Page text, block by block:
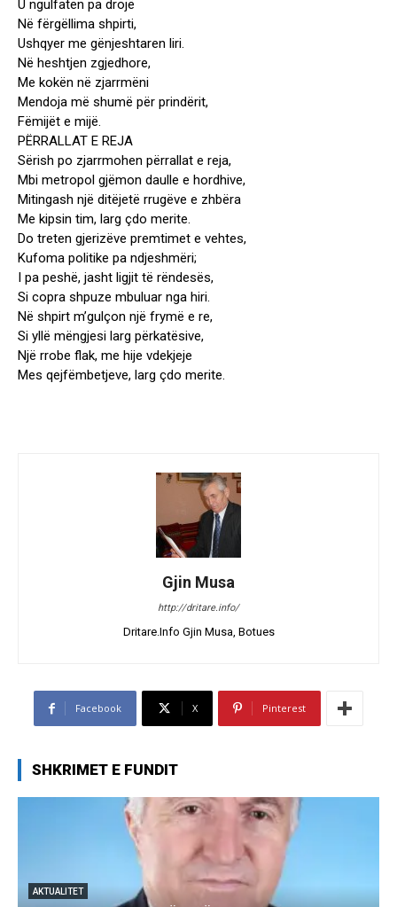
U ngulfaten pa drojë
Në fërgëllima shpirti,
Ushqyer me gënjeshtaren liri.
Në heshtjen zgjedhore,
Me kokën në zjarrmëni
Mendoja më shumë për prindërit,
Fëmijët e mijë.
PËRRALLAT E REJA
Sërish po zjarrmohen përrallat e reja,
Mbi metropol gjëmon daulle e hordhive,
Mitingash një ditëjetë rrugëve e zhbëra
Me kipsin tim, larg çdo merite.
Do treten gjerizëve premtimet e vehtes,
Kufoma politike pa ndjeshmëri;
I pa peshë, jasht ligjit të rëndesës,
Si copra shpuze mbuluar nga hiri.
Në shpirt m’gulçon një frymë e re,
Si yllë mëngjesi larg përkatësive,
Një rrobe flak, me hije vdekjeje
Mes qejfëmbetjeve, larg çdo merite.
Gjin Musa
http://dritare.info/
Dritare.Info Gjin Musa, Botues
Facebook X Pinterest
SHKRIMET E FUNDIT